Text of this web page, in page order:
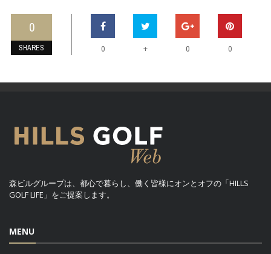
0
SHARES 0 + 0 0
森ビルグループは、都心で暮らし、働く皆様にオンとオフの「HILLS
GOLF LIFE」をご提案します。
MENU